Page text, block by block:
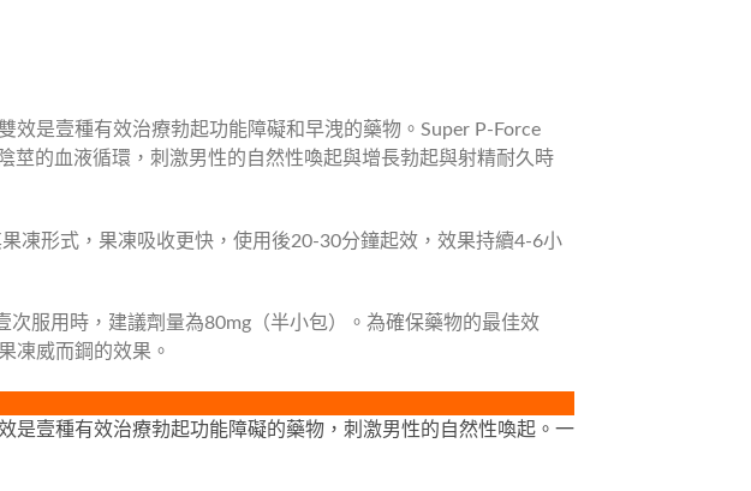
效是壹種有效治療勃起功能障礙和早洩的藥物。Super P-Force
莖的血液循環，刺激男性的自然性喚起與增長勃起與射精耐久時
凍形式，果凍吸收更快，使用後20-30分鐘起效，效果持續4-6小
次服用時，建議劑量為80mg（半小包）。為確保藥物的最佳效
凍威而鋼的效果。
是壹種有效治療勃起功能障礙的藥物，刺激男性的自然性喚起。一